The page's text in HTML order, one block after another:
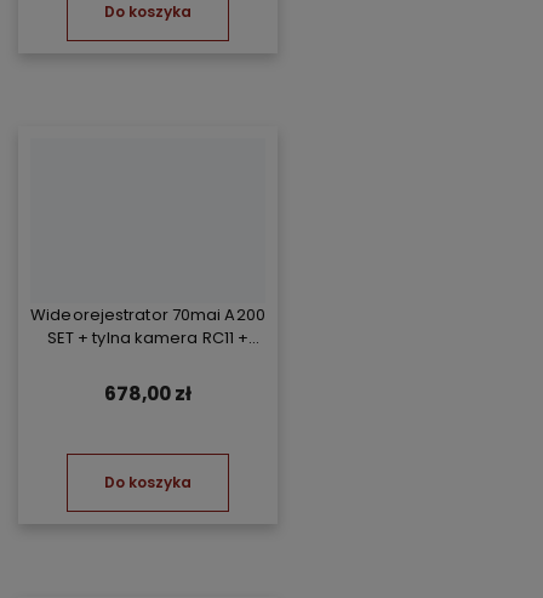
Do koszyka
Wideorejestrator 70mai A200
SET + tylna kamera RC11 +
678,00 zł
Do koszyka